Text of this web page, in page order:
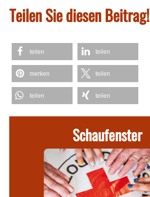
Teilen Sie diesen Beitrag!
teilen teilen
merken teilen
teilen teilen
Schaufenster